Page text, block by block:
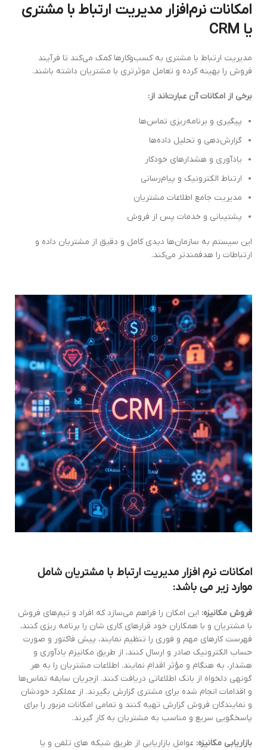
امکاناتنرم‌افزارمدیریت ارتباط با مشتری
یا CRM
مدیریت ارتباط با مشتری به کسب‌وکارها کمک می‌کند تا فرآیند
فروش را بهینه کرده و تعامل موثرتری با مشتریان داشته باشند.
برخی از امکانات آن عبارت‌اند از:
پیگیری و برنامه‌ریزی تماس‌ها
گزارش‌دهی و تحلیل داده‌ها
یادآوری و هشدارهای خودکار
ارتباط الکترونیک و پیام‌رسانی
مدیریت جامع اطلاعات مشتریان
پشتیبانی و خدمات پس از فروش
این سیستم به سازمان‌ها دیدی کامل و دقیق از مشتریان داده و
ارتباطات را هدفمندتر می‌کند.
امکانات نرم افزار مدیریت ارتباط با مشتریان شامل
موارد زیر می باشد:
فروش مکانیزه: این امکان را فراهم می‌سازد که افراد و تیم‌های فروش
با مشتریان و با همکاران خود قرارهای کاری شان را برنامه ریزی کنند،
فهرست کارهای مهم و فوری را تنظیم نمایند، پیش فاکتور و صورت
حساب الکترونیک صادر و ارسال کنند، از طریق مکانیزم یادآوری و
هشدار، به ‎هنگام و مؤثر اقدام نمایند. اطلاعات مشتریان را به هر
گونه‎ی دلخواه از بانک اطلاعاتی دریافت کنند. ازجریان سابقه تماس‌ها
و اقدامات انجام شده برای مشتری گزارش بگیرند. از عملکرد خودشان
و نمایندگان فروش گزارش تهیه کنند و تمامی امکانات مزبور را برای
پاسخگویی سریع و مناسب به مشتریان به کار گیرند.
بازاریابی مکانیزه: عوامل بازاریابی از طریق شبکه های تلفن و یا